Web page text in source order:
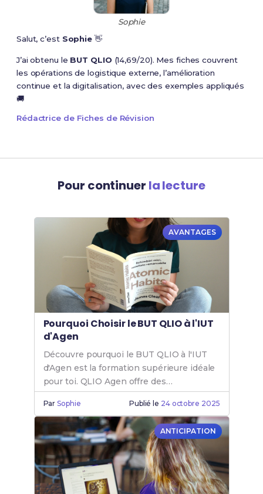
Sophie
Salut, c’est Sophie 👋
J’ai obtenu le BUT QLIO (14,69/20). Mes fiches couvrent
les opérations de logistique externe, l’amélioration
continue et la digitalisation, avec des exemples appliqués
🚚
Rédactrice de Fiches de Révision
Pour continuer la lecture
AVANTAGES
Pourquoi Choisir le BUT QLIO à l'IUT
d'Agen
Découvre pourquoi le BUT QLIO à l'IUT
d'Agen est la formation supérieure idéale
pour toi. QLIO Agen offre des
opportunités uniques pour ta carrière.
ParSophie Publié le 24 octobre 2025
ANTICIPATION